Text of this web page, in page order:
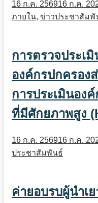
16 ก.ค. 256916 ก.ค.
ภายใน, ข่าวประชาสัมพั
การตรวจประเ
องค์กรปกครอง
การประเมินอง
ที่มีศักยภาพสูง
16 ก.ค. 256916 ก.ค.
ประชาสัมพันธ์
ค่ายอบรบผู้นำเ